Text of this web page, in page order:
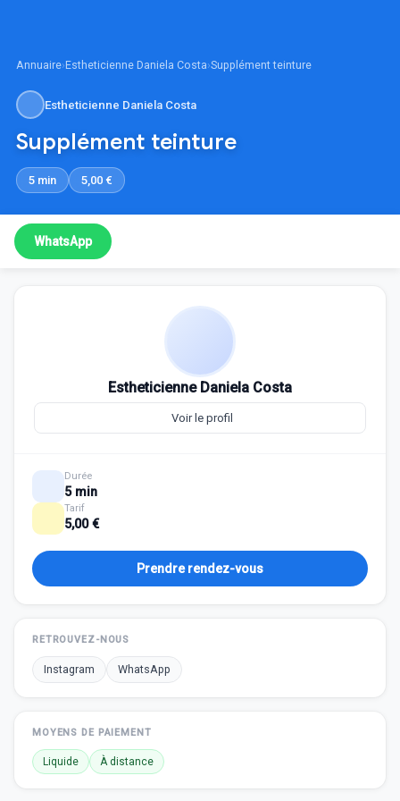
Annuaire›Estheticienne Daniela Costa›Supplément teinture
Estheticienne Daniela Costa
Supplément teinture
5 min 5,00 €
WhatsApp
Estheticienne Daniela Costa
Voir le profil
Durée
5 min
Tarif
5,00 €
Prendre rendez-vous
RETROUVEZ-NOUS
Instagram WhatsApp
MOYENS DE PAIEMENT
Liquide À distance